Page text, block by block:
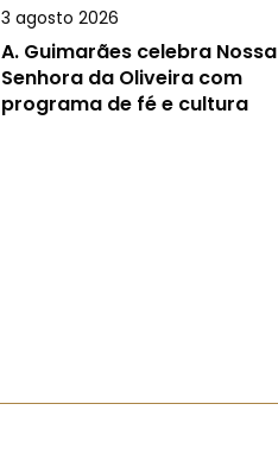
3 agosto 2026
A. Guimarães celebra Nossa
Senhora da Oliveira com
programa de fé e cultura